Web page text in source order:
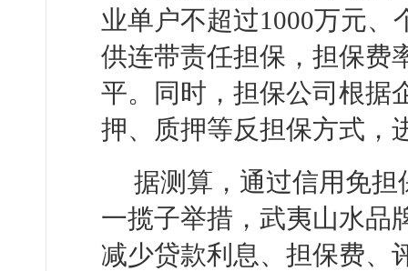
业单户不超过1000万元、
供连带责任担保，担保费
平。同时，担保公司根据
押、质押等反担保方式，
据测算，通过信用免
一揽子举措，武夷山水品
减少贷款利息、担保费、